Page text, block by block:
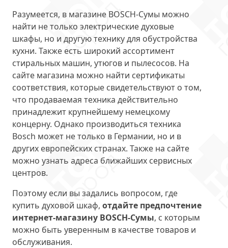
Разумеется, в магазине BOSCH-Сумы можно
найти не только электрические духовые
шкафы, но и другую технику для обустройства
кухни. Также есть широкий ассортимент
стиральных машин, утюгов и пылесосов. На
сайте магазина можно найти сертификаты
соответствия, которые свидетельствуют о том,
что продаваемая техника действительно
принадлежит крупнейшему немецкому
концерну. Однако производиться техника
Bosch может не только в Германии, но и в
других европейских странах. Также на сайте
можно узнать адреса ближайших сервисных
центров.
Поэтому если вы задались вопросом, где
купить духовой шкаф, отдайте предпочтение
интернет-магазину BOSCH-Сумы, с которым
можно быть уверенным в качестве товаров и
обслуживания.